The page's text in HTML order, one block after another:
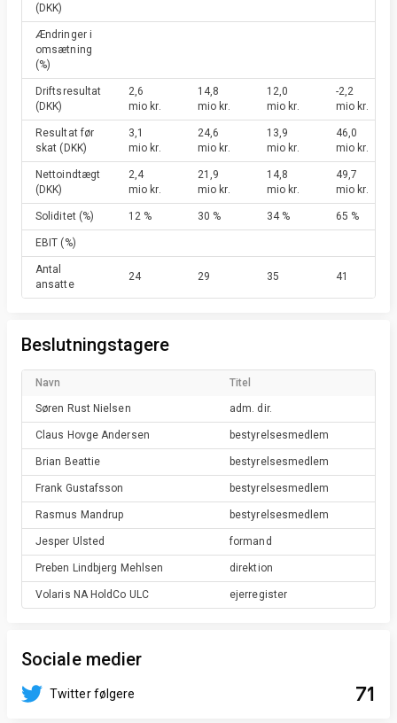
(DKK)
Ændringer i
omsætning
(%)
Driftsresultat
(DKK)
2,6
mio kr.
14,8
mio kr.
12,0
mio kr.
-2,2
mio kr.
Resultat før
skat (DKK)
3,1
mio kr.
24,6
mio kr.
13,9
mio kr.
46,0
mio kr.
Nettoindtægt
(DKK)
2,4
mio kr.
21,9
mio kr.
14,8
mio kr.
49,7
mio kr.
Soliditet (%) 12 % 30 % 34 % 65 %
EBIT (%)
Antal
ansatte
24 29 35 41
Beslutningstagere
Navn Titel
Søren Rust Nielsen adm. dir.
Claus Hovge Andersen bestyrelsesmedlem
Brian Beattie bestyrelsesmedlem
Frank Gustafsson bestyrelsesmedlem
Rasmus Mandrup bestyrelsesmedlem
Jesper Ulsted formand
Preben Lindbjerg Mehlsen direktion
Volaris NA HoldCo ULC ejerregister
Sociale medier
Twitter følgere 71